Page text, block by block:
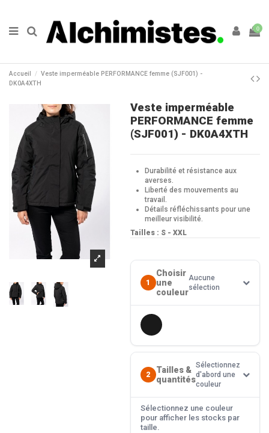
0
Accueil
Veste imperméable PERFORMANCE femme (SJF001) -
DK0A4XTH
Veste imperméable
PERFORMANCE femme
(SJF001) - DK0A4XTH
Durabilité et résistance aux
averses.
Liberté des mouvements au
travail.
Détails réfléchissants pour une
meilleur visibilité.
Tailles : S - XXL
1
Choisir
une
couleur
Aucune
sélection
2
Tailles &
quantités
Sélectionnez
d'abord une
couleur
Sélectionnez une couleur
pour afficher les stocks par
taille.